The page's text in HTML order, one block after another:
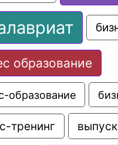
образование
образование
тренинг